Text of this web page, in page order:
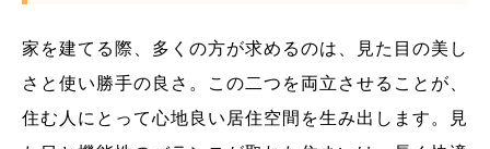
家を建てる際、多くの方が求めるのは、見た目の美し
さと使い勝手の良さ。この二つを両立させることが、
住む人にとって心地良い居住空間を生み出します。見